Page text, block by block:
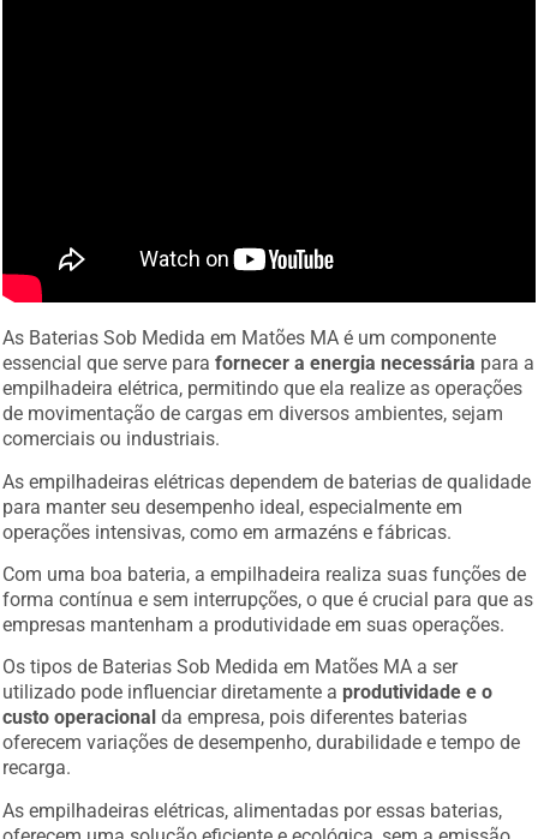
As Baterias Sob Medida em Matões MA é um componente
essencial que serve parafornecer a energia necessária para a
empilhadeira elétrica, permitindo que ela realize as operações
de movimentação de cargas em diversos ambientes, sejam
comerciais ou industriais.
As empilhadeiras elétricas dependem de baterias de qualidade
para manter seu desempenho ideal, especialmente em
operações intensivas, como em armazéns e fábricas.
Com uma boa bateria, a empilhadeira realiza suas funções de
forma contínua e sem interrupções, o que é crucial para que as
empresas mantenham a produtividade em suas operações.
Os tipos de Baterias Sob Medida em Matões MA a ser
utilizado pode influenciar diretamente a produtividade e o
custo operacional da empresa, pois diferentes baterias
oferecem variações de desempenho, durabilidade e tempo de
recarga.
As empilhadeiras elétricas, alimentadas por essas baterias,